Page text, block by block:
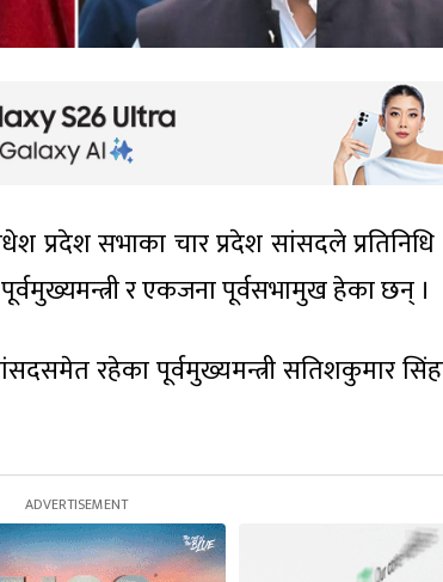
प्रदेश सभाका चार प्रदेश सांसदले
र एकजना पूर्वसभामुख हेका छन् ।
रहेका पूर्वमुख्यमन्त्री सतिशकुमार